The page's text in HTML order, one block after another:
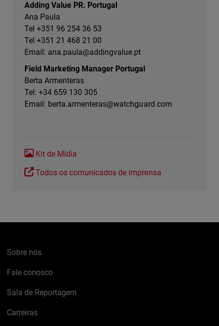
Adding Value PR. Portugal
Ana Paula
Tel +351 96 254 36 53
Tel +351 21 468 21 00
Email: ana.paula@addingvalue.pt
Field Marketing Manager Portugal
Berta Armenteras
Tel: +34 659 130 305
Email: berta.armenteras@watchguard.com
Kit de Mídia
Todos os comunicados de imprensa
Sobre nós
Fale conosco
Sala de Reportagem
Carreiras